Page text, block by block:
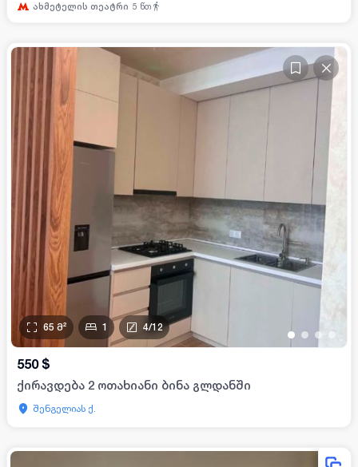
ახმეტელის თეატრი 5 წთ
• • • •
65 მ² 1 4/12
550 $
ქირავდება 2 ოთახიანი ბინა გლდანში
შენგელიას ქ.